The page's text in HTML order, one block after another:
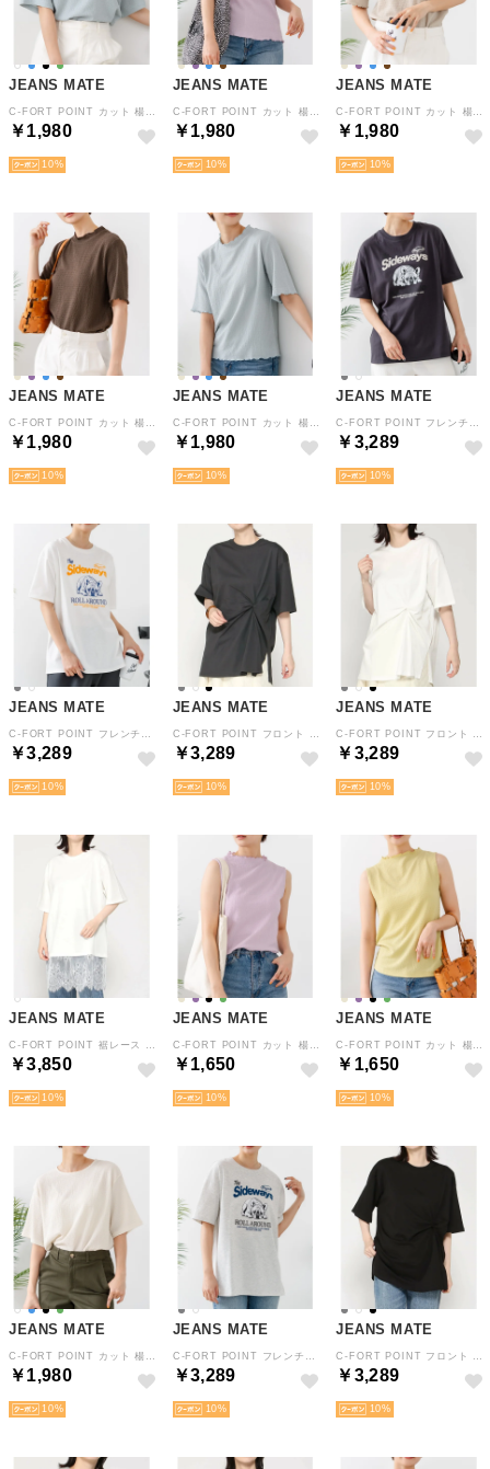
JEANS MATE
￥1,980
10
JEANS MATE
￥1,980
10
JEANS MATE
￥1,980
10
JEANS MATE
￥1,980
10
JEANS MATE
￥1,980
10
JEANS MATE
￥3,289
10
JEANS MATE
￥3,289
10
JEANS MATE
￥3,289
10
JEANS MATE
￥3,289
10
JEANS MATE
￥3,850
10
JEANS MATE
￥1,650
10
JEANS MATE
￥1,650
10
JEANS MATE
￥1,980
10
JEANS MATE
￥3,289
10
JEANS MATE
￥3,289
10